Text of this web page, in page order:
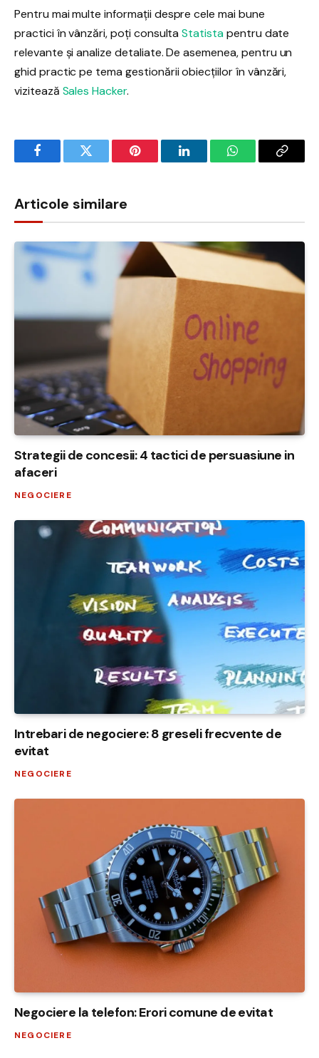
Pentru mai multe informații despre cele mai bune
practici în vânzări, poți consultaStatistapentru date
relevante și analize detaliate. De asemenea, pentru un
ghid practic pe tema gestionării obiecțiilor în vânzări,
vizitează Sales Hacker.
FacebookTwitter Pinterest LinkedInWhatsAppCopy
Articole similare
Strategii de concesii: 4 tactici de persuasiune in
afaceri
NEGOCIERE
Intrebari de negociere: 8 greseli frecvente de
evitat
NEGOCIERE
Negociere la telefon: Erori comune de evitat
NEGOCIERE